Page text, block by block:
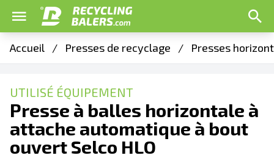
Accueil / Presses de recyclage / Presses
UTILISÉ ÉQUIPEMENT
Presse à balles horizontale à
attache automatique à bout
ouvert Selco HLO